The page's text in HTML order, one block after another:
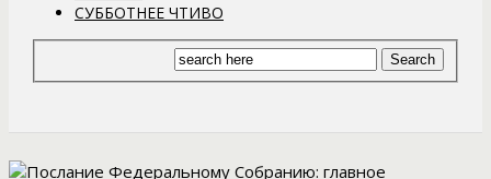
СУББОТНЕЕ ЧТИВО